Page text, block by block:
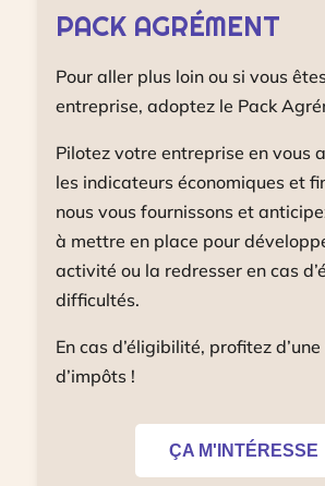
PACK AGRÉMENT
Pour aller plus loin ou si vous
entreprise, adoptez le Pack
Pilotez votre entreprise en vous
les indicateurs économiques et
nous vous fournissons et
à mettre en place pour
activité ou la redresser en cas
difficultés.
En cas d’éligibilité, profitez
d’impôts !
ÇA M'INTÉRESSE